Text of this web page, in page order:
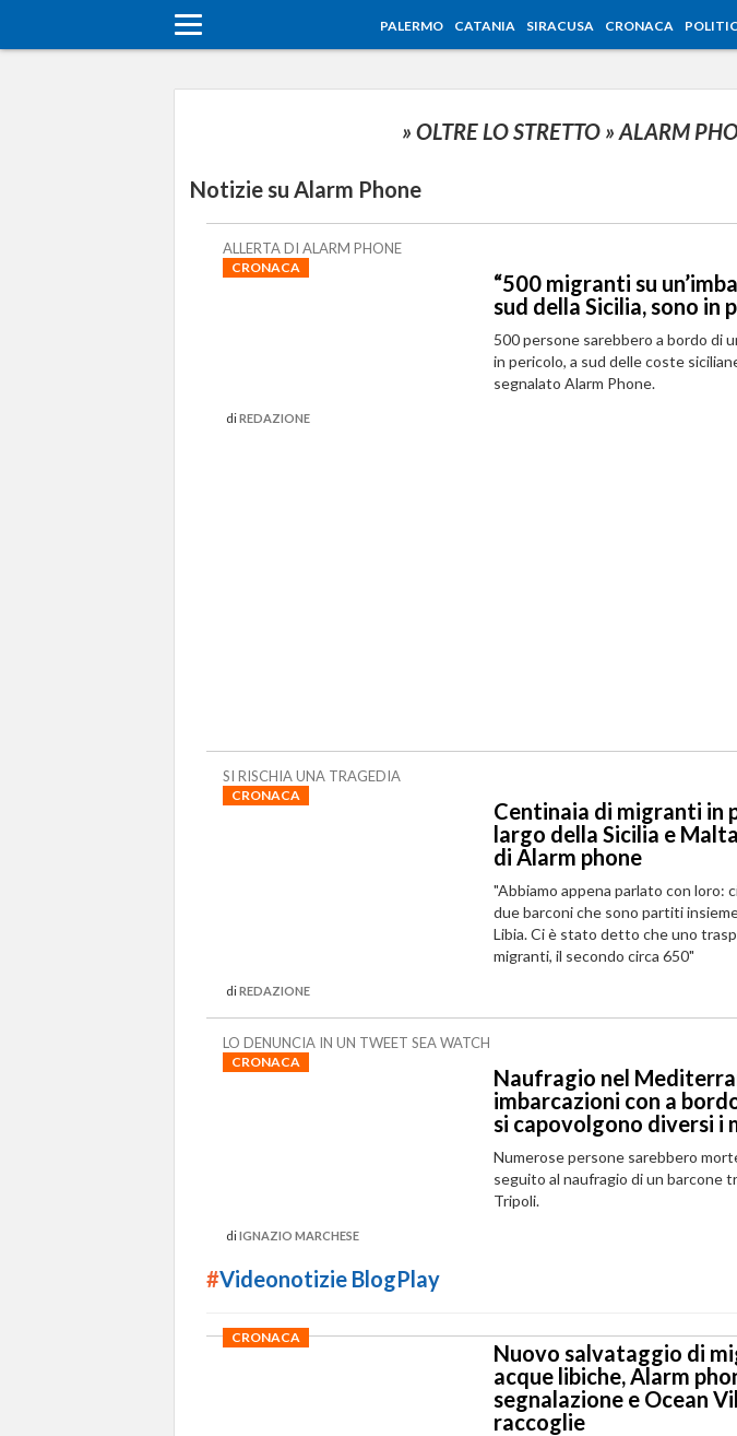
PALERMO CATANIA SIRACUSA CRONACA
» OLTRE LO STRETTO » ALARM
Notizie su Alarm Phone
ALLERTA DI ALARM PHONE
CRONACA
“500 migranti su
sud della Sicilia, sono in
500 persone sarebbero a bordo di
in pericolo, a sud delle coste
segnalato Alarm Phone.
diREDAZIONE
SI RISCHIA UNA TRAGEDIA
CRONACA
Centinaia di migranti in
largo della Sicilia e
di Alarm phone
"Abbiamo appena parlato con loro:
due barconi che sono partiti
Libia. Ci è stato detto che uno
migranti, il secondo circa 650"
diREDAZIONE
LO DENUNCIA IN UN TWEET SEA WATCH
CRONACA
Naufragio nel
imbarcazioni con a
si capovolgono diversi i
Numerose persone sarebbero
seguito al naufragio di un barcone
Tripoli.
diIGNAZIO MARCHESE
#Videonotizie BlogPlay
CRONACA
Nuovo salvataggio di
acque libiche, Alarm
segnalazione e Ocean
raccoglie